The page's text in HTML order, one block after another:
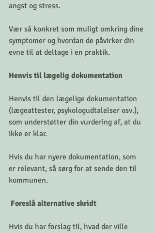
angst og stress.
Vær så konkret som muligt omkring dine
symptomer og hvordan de påvirker din
evne til at deltage i en praktik.
Henvis til lægelig dokumentation
Henvis til den lægelige dokumentation
(lægeattester, psykologudtalelser osv.),
som understøtter din vurdering af, at du
ikke er klar.
Hvis du har nyere dokumentation, som
er relevant, så sørg for at sende den til
kommunen.
Foreslå alternative skridt
Hvis du har forslag til, hvad der ville